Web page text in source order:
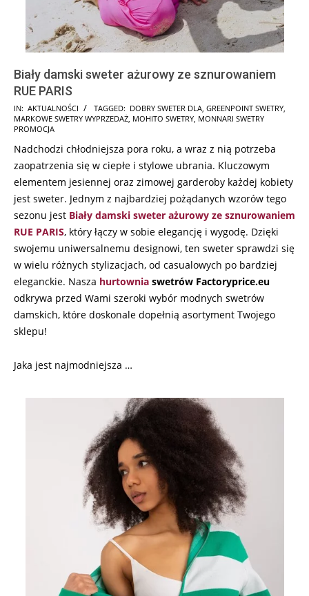
Biały damski sweter ażurowy ze sznurowaniem
RUE PARIS
2025-
10-
IN: AKTUALNOŚCI TAGGED: DOBRY SWETER DLA GREENPOINT SWETRY
MARKOWE SWETRY WYPRZEDAŻ MOHITO SWETRY MONNARI SWETRY
PROMOCJA
Nadchodzi chłodniejsza pora roku, a wraz z nią potrzeba
zaopatrzenia się w ciepłe i stylowe ubrania. Kluczowym
elementem jesiennej oraz zimowej garderoby każdej kobiety
jest sweter. Jednym z najbardziej pożądanych wzorów tego
sezonu jest Biały damski sweter ażurowy ze sznurowaniem
RUE PARIS, który łączy w sobie elegancję i wygodę. Dzięki
swojemu uniwersalnemu designowi, ten sweter sprawdzi się
w wielu różnych stylizacjach, od casualowych po bardziej
eleganckie. Nasza hurtownia swetrów Factoryprice.eu
odkrywa przed Wami szeroki wybór modnych swetrów
damskich, które doskonale dopełnią asortyment Twojego
sklepu!
Jaka jest najmodniejsza …